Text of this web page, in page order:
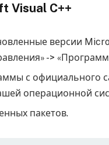
Visual C++
версии
->
с
операционной
пакетов.